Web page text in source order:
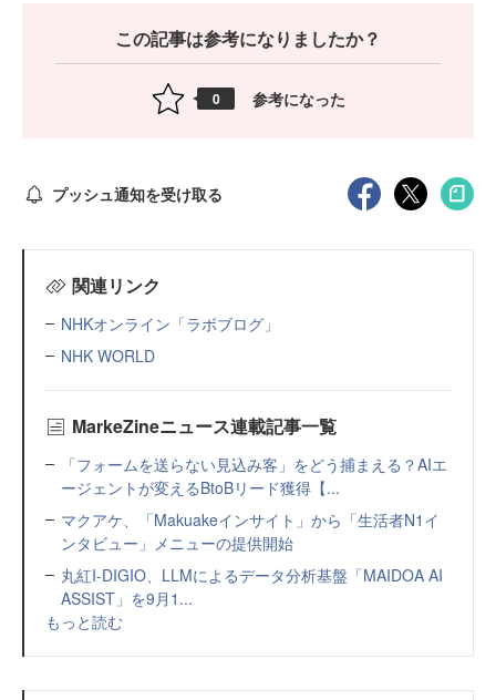
この記事は参考になりましたか？
0 参考になった
プッシュ通知を受け取る
関連リンク
NHKオンライン「ラボブログ」
NHK WORLD
MarkeZineニュース連載記事一覧
「フォームを送らない見込み客」をどう捕まえる？AIエ
ージェントが変えるBtoBリード獲得【...
マクアケ、「Makuakeインサイト」から「生活者N1イ
ンタビュー」メニューの提供開始
丸紅I-DIGIO、LLMによるデータ分析基盤「MAIDOA AI
ASSIST」を9月1...
もっと読む